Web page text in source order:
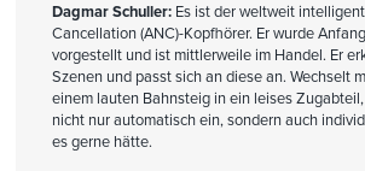
Dagmar Schuller:Es ist der weltweit
Cancellation (ANC)-Kopfhörer. Er wurde
vorgestellt und ist mittlerweile im Handel. Er
Szenen und passt sich an diese an. Wechselt
einem lauten Bahnsteig in ein leises
nicht nur automatisch ein, sondern auch
es gerne hätte.